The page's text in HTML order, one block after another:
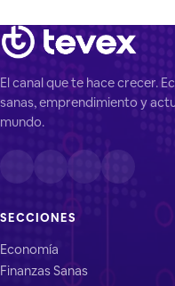
El canal que te hace crecer.
sanas, emprendimiento y
mundo.
SECCIONES
Economía
Finanzas Sanas